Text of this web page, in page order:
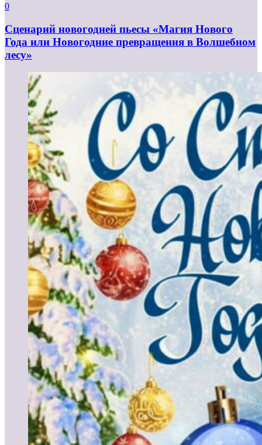
0
Сценарий новогодней пьесы «Магия Нового
Года или Новогодние превращения в Волшебном
лесу»